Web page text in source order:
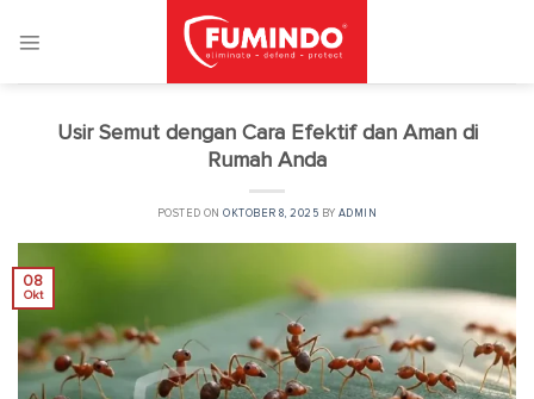
Usir Semut dengan Cara Efektif dan Aman di
Rumah Anda
POSTED ONOKTOBER 8, 2025 BY ADMIN
08
Okt